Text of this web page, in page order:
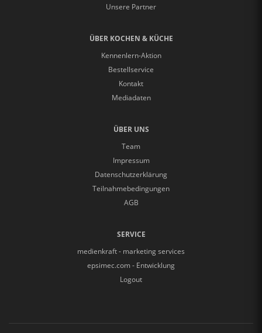
Unsere Partner
ÜBER KOCHEN & KÜCHE
Kennenlern-Aktion
Bestellservice
Kontakt
Mediadaten
ÜBER UNS
Team
Impressum
Datenschutzerklärung
Teilnahmebedingungen
AGB
SERVICE
medienkraft - marketing services
epsimec.com - Entwicklung
Logout